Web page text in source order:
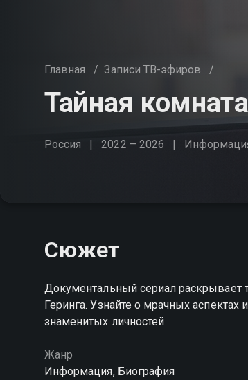
Главная / Записи ТВ-эфиров /
Тайная комната
Россия 2022 – 2026
Сюжет
Документальный сериал раскрывает
Геринга. Узнайте о мрачных
знаменитых личностей
Жанр
Информация, Биография